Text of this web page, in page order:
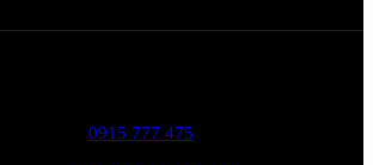
0915 777 475